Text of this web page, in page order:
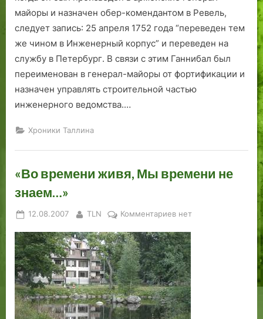
майоры и назначен обер-комендантом в Ревель,
следует запись: 25 апреля 1752 года “переведен тем
же чином в Инженерный корпус” и переведен на
службу в Петербург. В связи с этим Ганнибал был
переименован в генерал-майоры от фортификации и
назначен управлять строительной частью
инженерного ведомства.…
Хроники Таллина
«Во времени живя, Мы времени не
знаем…»
Posted
12.08.2007 By
TLN Комментариевк
«Во
времени
живя,
Мы
времени
не
знаем…»
нет